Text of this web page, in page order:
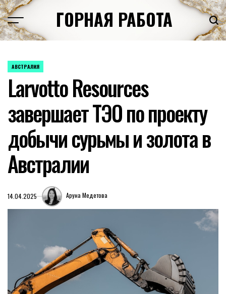
Перейти
к
содержимому
ГОРНАЯ РАБОТА
ОПУБЛИКОВАНО
АВСТРАЛИЯ
Larvotto Resources
завершает ТЭО по проекту
добычи сурьмы и золота в
Австралии
14.04.2025 Аруна Медетова